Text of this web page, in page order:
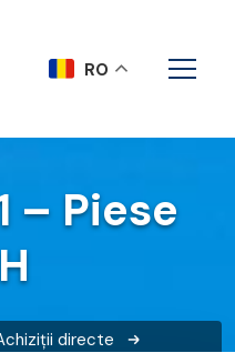
– Piese
directe
RO